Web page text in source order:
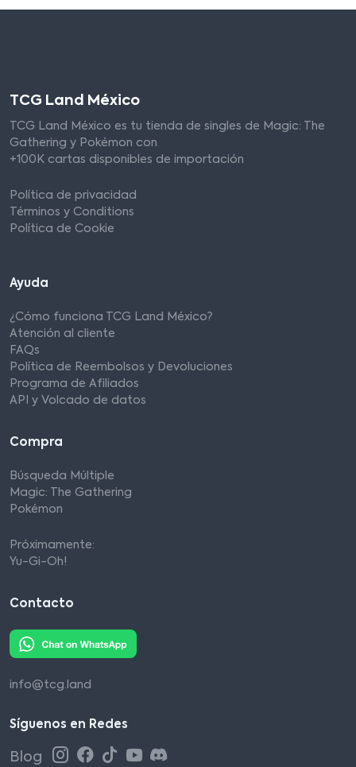
TCG Land México
TCG Land México es tu tienda de singles de Magic: The
Gathering y Pokémon con
+100K cartas disponibles de importación
Política de privacidad
Términos y Conditions
Política de Cookie
Ayuda
¿Cómo funciona TCG Land México?
Atención al cliente
FAQs
Política de Reembolsos y Devoluciones
Programa de Afiliados
API y Volcado de datos
Compra
Búsqueda Múltiple
Magic: The Gathering
Pokémon
Próximamente:
Yu-Gi-Oh!
Contacto
info@tcg.land
Síguenos en Redes
Blog